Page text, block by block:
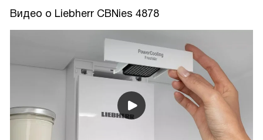
Видео о Liebherr CBNies 4878